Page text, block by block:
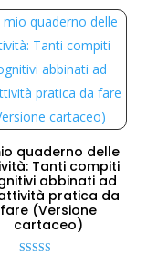
quaderno delle
Tanti compiti
abbinati ad
pratica da
fare (Versione
cartaceo)